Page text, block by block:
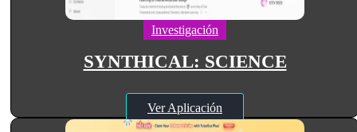
Investigación
SYNTHICAL: SCIENCE
Ver Aplicación